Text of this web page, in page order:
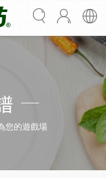
您的遊戲場